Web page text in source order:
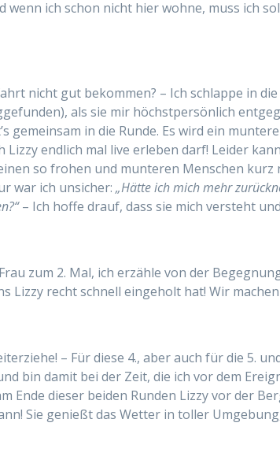
wenn ich schon nicht hier wohne, muss ich
nicht gut bekommen? – Ich schlappe in die
als sie mir höchstpersönlich
gemeinsam in die Runde. Es wird ein
Lizzy endlich mal live erleben darf! Leider
so frohen und munteren Menschen kurz
war ich unsicher: „Hätte ich mich mehr
– Ich hoffe drauf, dass sie mich versteht
zum 2. Mal, ich erzähle von der
Lizzy recht schnell eingeholt hat! Wir
– Für diese 4., aber auch für die 5.
bin damit bei der Zeit, die ich vor dem
Ende dieser beiden Runden Lizzyvor der
Sie genießt das Wetter in toller